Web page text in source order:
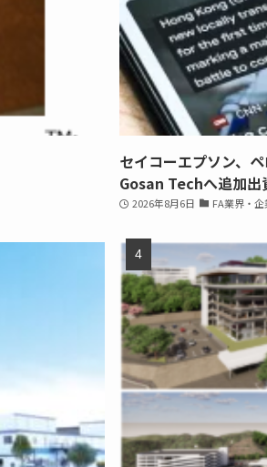
セイコーエプソン、
Gosan Techへ追加出
2026年8月6日 FA業界・